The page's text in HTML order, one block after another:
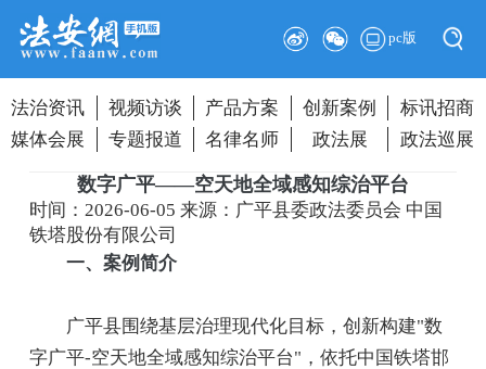
pc版
法治资讯 视频访谈 产品方案 创新案例
标讯招商
媒体会展
专题报道 名律名师 政法展 政法巡展
数字广平——空天地全域感知综治平台
时间：2026-06-05来源：广平县委政法委员会 中国
铁塔股份有限公司
一、案例简介
广平县围绕基层治理现代化目标，创新构建"数
字广平-空天地全域感知综治平台"，依托中国铁塔邯